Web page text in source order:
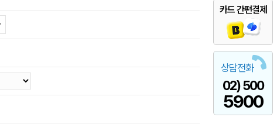
카드 간편결제
상담전화
02) 500
5900